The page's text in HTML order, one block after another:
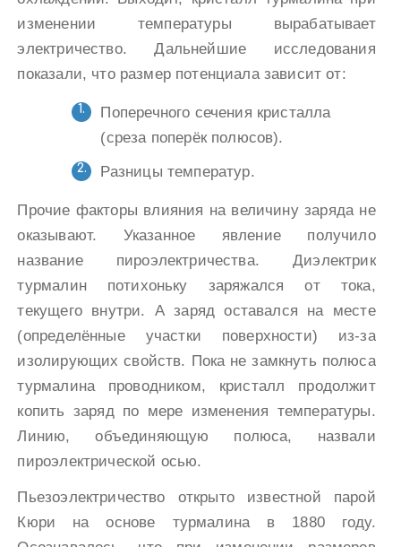
изменении температуры вырабатывает
электричество. Дальнейшие исследования
показали, что размер потенциала зависит от:
Поперечного сечения кристалла
(среза поперёк полюсов).
Разницы температур.
Прочие факторы влияния на величину заряда не
оказывают. Указанное явление получило
название пироэлектричества. Диэлектрик
турмалин потихоньку заряжался от тока,
текущего внутри. А заряд оставался на месте
(определённые участки поверхности) из-за
изолирующих свойств. Пока не замкнуть полюса
турмалина проводником, кристалл продолжит
копить заряд по мере изменения температуры.
Линию, объединяющую полюса, назвали
пироэлектрической осью.
Пьезоэлектричество открыто известной парой
Кюри на основе турмалина в 1880 году.